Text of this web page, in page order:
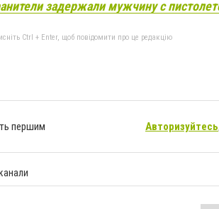
задержали мужчину с
Ctrl + Enter, щоб повідомити про це редакцію
першим Авторизуйтесь